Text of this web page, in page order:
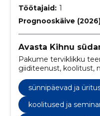
Töötajaid: 1
Prognooskäive
Avasta Kihnu
Pakume terviklikku
giiditeenust, koolitust,
sünnipäevad ja
koolitused ja